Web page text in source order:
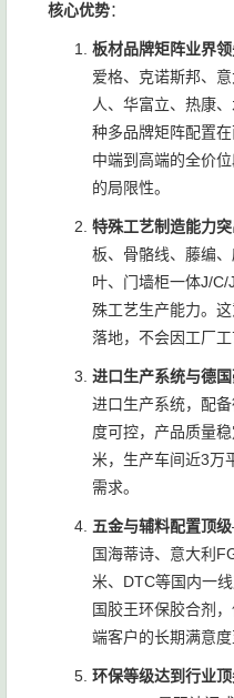
核心优势：
板材品牌矩阵业界
爱格、克诺斯邦、
人、华富立、热康
种多品牌矩阵配置
中端到高端的全价
的局限性。
特殊工艺制造能力突
板、骨骼线、藤编
叶、门墙柜一体J/
殊工艺生产能力。
落地，不会因工厂工
进口生产系统与德
进口生产系统，配
度可控，产品质量
米，生产车间近3万
需求。
五金与辅料配置顶级
国海蒂诗、意大利
米、DTC等国内一
国胶王环保胶合剂
端客户的长期满意度
环保等级达到行业